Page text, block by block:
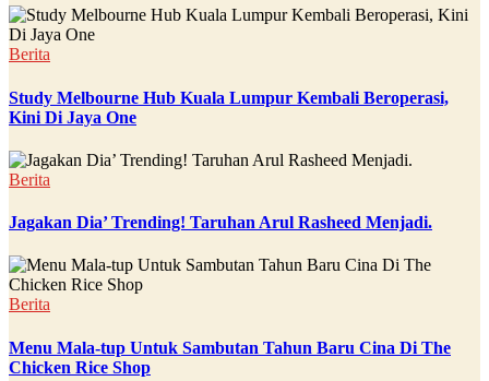
Berita
Study Melbourne Hub Kuala Lumpur Kembali Beroperasi,
Kini Di Jaya One
Berita
Jagakan Dia’ Trending! Taruhan Arul Rasheed Menjadi.
Berita
Menu Mala-tup Untuk Sambutan Tahun Baru Cina Di The
Chicken Rice Shop